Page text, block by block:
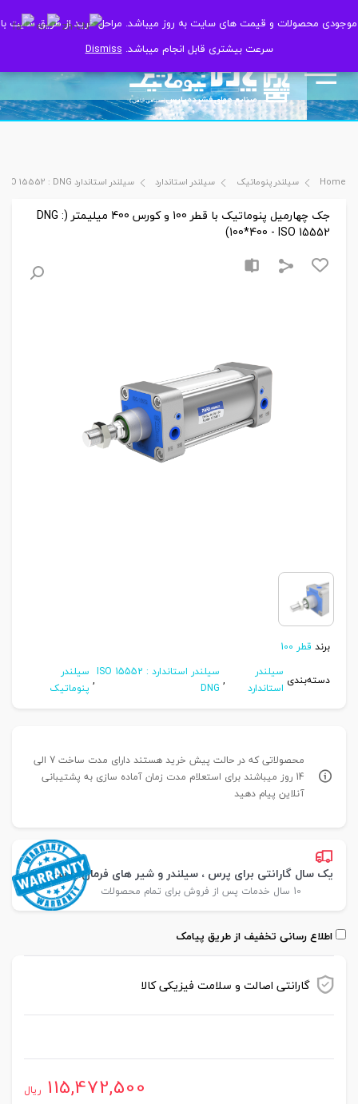
موجودی محصولات و قیمت های سایت به روز میباشد. مراحل خرید از طریق سایت با
سرعت بیشتری قابل انجام میباشد.Dismiss
موجودی محصولات و قیمت های سایت به روز میباشد. مراحل خرید از طریق سایت با
سرعت بیشتری قابل انجام میباشد.Dismiss
Home سیلندر پنوماتیک سیلندر استاندارد سیلندر استاندارد ISO 15552 : DNG
جک چهارمیل پنوماتیک با قطر 100 و کورس 400 میلیمتر (DNG :
100*400 - ISO 15552)
برند قطر 100
دسته‌بندی سیلندر
استاندارد
,
سیلندر استاندارد ISO 15552 :
DNG
, سیلندر
پنوماتیک
محصولاتی که در حالت پیش خرید هستند دارای مدت ساخت 7 الی
14 روز میباشند برای استعلام مدت زمان آماده سازی به پشتیبانی
آنلاین پیام دهید
یک سال گارانتی برای پرس ، سیلندر و شیر های فرمان پارس
10 سال خدمات پس از فروش برای تمام محصولات
اطلاع رسانی تخفیف از طریق پیامک
گارانتی اصالت و سلامت فیزیکی کالا
115,472,500 ریال